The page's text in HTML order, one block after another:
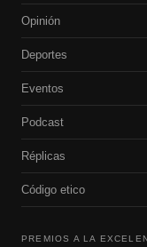
Opinión
Deportes
Eventos
Podcast
Réplicas
Código etico
PREMIOS A LA